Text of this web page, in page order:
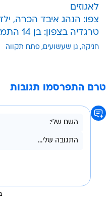
לאגוזים
צפו: הנהג איבד הכרה,
טרגדיה בצפון: בן 14 התמוטט במגרש כדורגל - ומת
חניקה גן שעשועים פתח תקווה
טרם התפרסמו תגובות